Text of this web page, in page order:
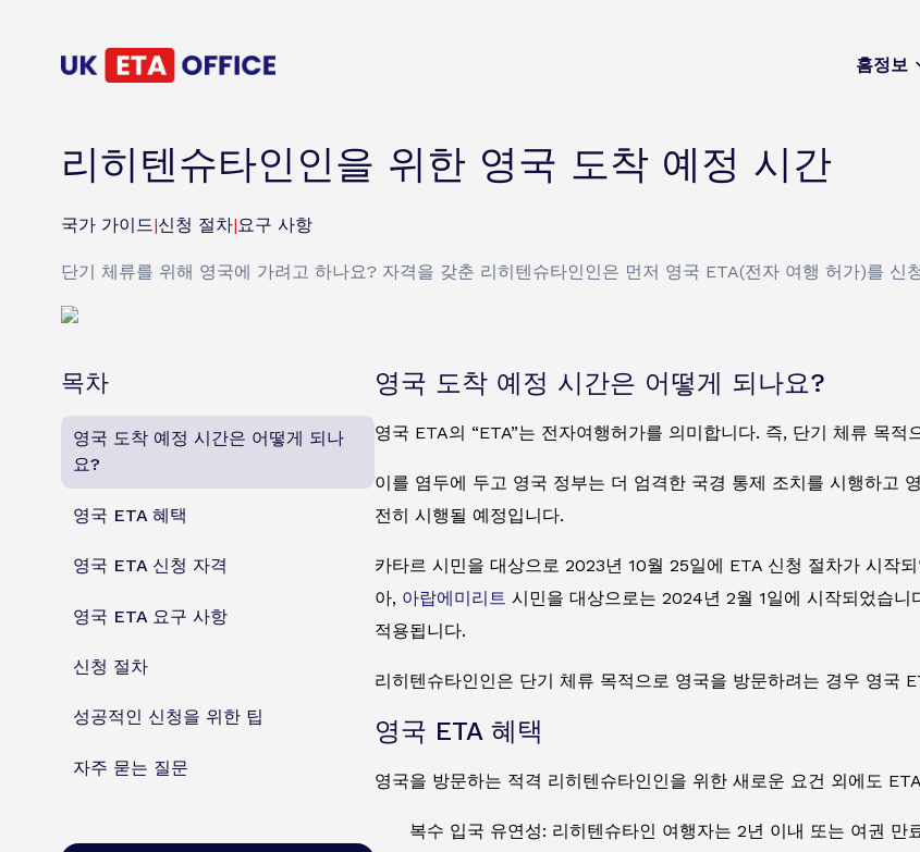
홈정보
리히텐슈타인인을 위한 영국 도착 예정 시간
국가 가이드|신청 절차|요구 사항
단기 체류를 위해 영국에 가려고 하나요? 자격을 갖춘 리히텐슈타인인은 먼저 영국 ETA(전자 여행 허가)를 신
목차
영국 도착 예정 시간은 어떻게 되나
요?
영국 ETA 혜택
영국 ETA 신청 자격
영국 ETA 요구 사항
신청 절차
성공적인 신청을 위한 팁
자주 묻는 질문
영국 도착 예정 시간은 어떻게 되나요?
영국 ETA의 “ETA”는 전자여행허가를 의미합니다. 즉, 단기 체류 목
이를 염두에 두고 영국 정부는 더 엄격한 국경 통제 조치를 시행하고
전히 시행될 예정입니다.
카타르 시민을 대상으로 2023년 10월 25일에 ETA 신청 절차가 시작
아, 아랍에미리트 시민을 대상으로는 2024년 2월 1일에 시작되었습
적용됩니다.
리히텐슈타인인은 단기 체류 목적으로 영국을 방문하려는 경우 영국
영국 ETA 혜택
영국을 방문하는 적격 리히텐슈타인인을 위한 새로운 요건 외에도
복수 입국 유연성: 리히텐슈타인 여행자는 2년 이내 또는 여권